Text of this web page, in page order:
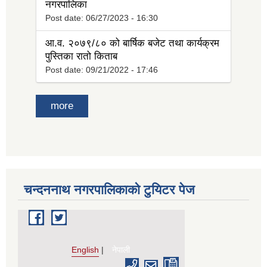
नगरपालिका
Post date: 06/27/2023 - 16:30
आ.व. २०७९/८० को बार्षिक बजेट तथा कार्यक्रम
पुस्तिका रातो किताब
Post date: 09/21/2022 - 17:46
more
चन्दननाथ नगरपालिकाको टुयिटर पेज